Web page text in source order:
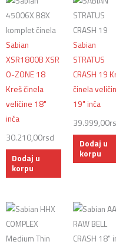
Sabian
XSR1800B XSR
O-ZONE 18
Kreš činela
veličine 18"
inča
30.210,00rsd
Dodaj u
korpu
Sabian
STRATUS
CRASH 19
činela
19" inča
39.999,00
Dodaj u
korpu